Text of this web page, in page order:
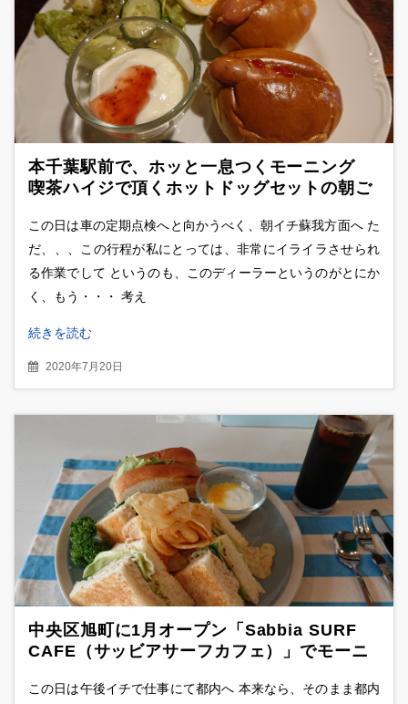
本千葉駅前で、ホッと一息つくモーニング
喫茶ハイジで頂くホットドッグセットの朝ご
この日は車の定期点検へと向かうべく、朝イチ蘇我方面へ た
だ、、、この行程が私にとっては、非常にイライラさせられ
る作業でして というのも、このディーラーというのがとにか
く、もう・・・ 考え
続きを読む
2020年7月20日
中央区旭町に1月オープン「Sabbia SURF
CAFE（サッビアサーフカフェ）」でモーニ
を食べてみた
この日は午後イチで仕事にて都内へ 本来なら、そのまま都内